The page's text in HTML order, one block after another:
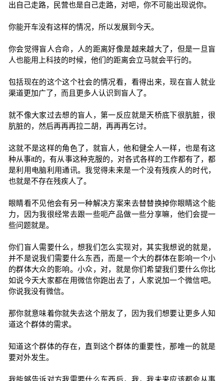
出自己走路，民营也是自己走路，对吧，你不可能出现说你。
你能开车没有这样的情况，所以发展到今天。
你会觉得盲人合命，人的距离好像是越来越大了，但是一旦盲
人也能用上科技的时候，他们的距离会立马就会平行的。
包括现在的这个这个社会的情况看，看得出来，现在盲人就业
渠道更加广了，而且更多人认识到盲人了。
就不像大家过去想的盲人，第一反应就是天桥底下很肮脏，很
肮脏的，然后再再再拉二胡，再再再乞讨。
这就不是这样的角色了，就盲人，他和健全人一样，也是有这
种从事it的，有从事这种克服的，对各式各样的工作都有了，都
是利用电脑利用通讯。我觉得未来是一个没有残疾人的时代，
也就是不存在残疾人了。
眼睛看不见他会有另一种解决方案来去替替换掉你眼睛这个能
力，因为我很经常去跟一些呃产品做一些分享嘛，他们会提一
些问题就是。
你们盲人需要什么，想我们怎么实现对，其实我想说的就是，
并不是说我们需要什么东西，而是一个大的群体在影响一个小
的群体大众的影响。小众，对，就是你们希望我们要什么你比
如说今天大家都在用微信你跑出去了，人家说加一个微信吧。
你说我没有微信。
那你就意味着你就失去这个朋友了，因为我们想要让更多人知
道这个群体的需求。
知道这个群体的存在，直到这个群体的重要性，那唯一的就是
要对外发生。
我能够告诉对方我需要什么东西后，我，我未来应该都会从事